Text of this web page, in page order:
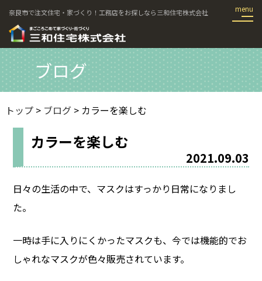
奈良市で注文住宅・家づくり！工務店をお探しなら三和住宅株式会社
ブログ
トップ> ブログ> カラーを楽しむ
カラーを楽しむ
2021.09.03
日々の生活の中で、マスクはすっかり日常になりまし
た。
一時は手に入りにくかったマスクも、今では機能的でお
しゃれなマスクが色々販売されています。